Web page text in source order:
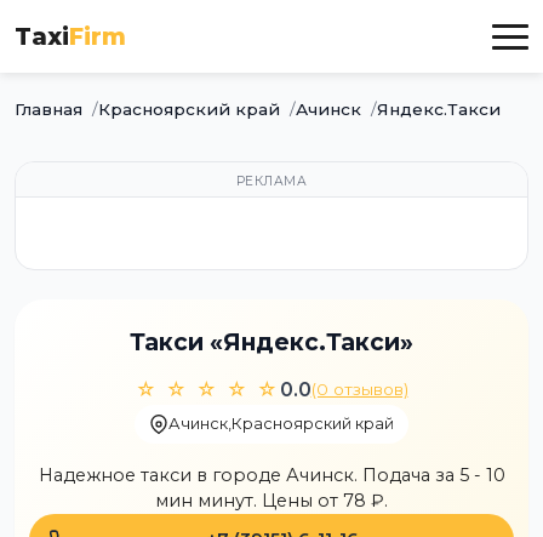
TaxiFirm
Главная Красноярский край Ачинск Яндекс.Такси
РЕКЛАМА
Такси «Яндекс.Такси»
☆ ☆ ☆ ☆ ☆ 0.0(0 отзывов)
Ачинск,Красноярский край
Надежное такси в городе Ачинск. Подача за 5 - 10
мин минут. Цены от 78 ₽.